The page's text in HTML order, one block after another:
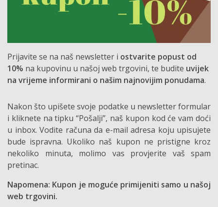
Prijavite se na naš newsletter i ostvarite popust od
10% na kupovinu u našoj web trgovini, te budite uvijek
na vrijeme informirani o našim najnovijim ponudama.
Nakon što upišete svoje podatke u newsletter formular
i kliknete na tipku “Pošalji”, naš kupon kod će vam doći
u inbox. Vodite računa da e-mail adresa koju upisujete
bude ispravna. Ukoliko naš kupon ne pristigne kroz
nekoliko minuta, molimo vas provjerite vaš spam
pretinac.
Napomena: Kupon je moguće primijeniti samo u našoj
web trgovini.